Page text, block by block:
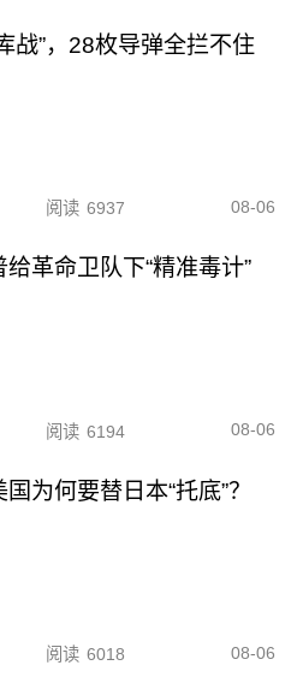
战”，28枚导弹全拦不住
阅读 6937 08-06
革命卫队下“精准毒计”
阅读 6194 08-06
为何要替日本“托底”？
阅读 6018 08-06